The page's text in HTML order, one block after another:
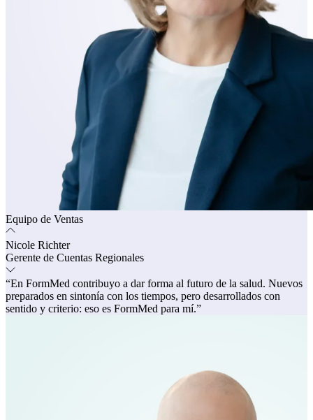
Equipo de Ventas
Nicole Richter
Gerente de Cuentas Regionales
“En FormMed contribuyo a dar forma al futuro de la salud. Nuevos
preparados en sintonía con los tiempos, pero desarrollados con
sentido y criterio: eso es FormMed para mí.”